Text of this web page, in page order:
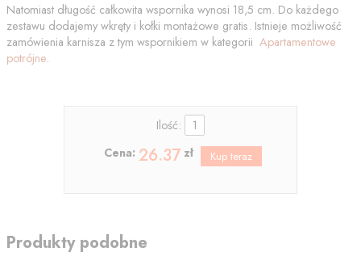
Natomiast długość całkowita wspornika wynosi 18,5 cm. Do każdego
zestawu dodajemy wkręty i kołki montażowe gratis. Istnieje możliwość
zamówienia karnisza z tym wspornikiem w kategorii Apartamentowe
potrójne.
Ilość:
Cena: 26.37zł
Produkty podobne